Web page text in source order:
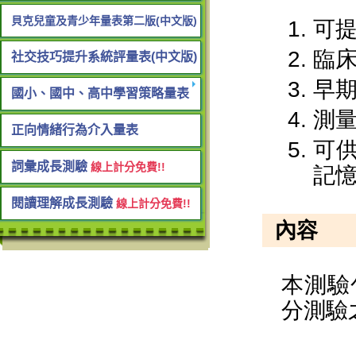
貝克兒童及青少年量表第二版(中文版)
社交技巧提升系統評量表(中文版)
國小、國中、高中學習策略量表
正向情緒行為介入量表
詞彙成長測驗 線上計分免費!!
閱讀理解成長測驗 線上計分免費!!